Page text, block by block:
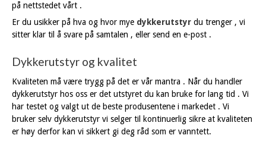
på nettstedet vårt .
Er du usikker på hva og hvor mye dykkerutstyr du trenger , vi
sitter klar til å svare på samtalen , eller send en e-post .
Dykkerutstyr og kvalitet
Kvaliteten må være trygg på det er vår mantra . Når du handler
dykkerutstyr hos oss er det utstyret du kan bruke for lang tid . Vi
har testet og valgt ut de beste produsentene i markedet . Vi
bruker selv dykkerutstyr vi selger til kontinuerlig sikre at kvaliteten
er høy derfor kan vi sikkert gi deg råd som er vanntett.